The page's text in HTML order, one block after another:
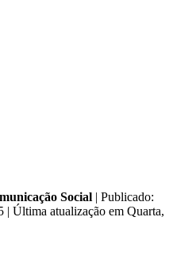
Social | Publicado:
| Última atualização em Quarta,